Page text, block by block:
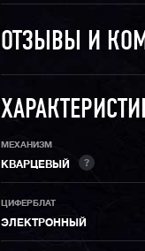
ОТЗЫВЫ И
МЕХАНИЗМ
КВАРЦЕВЫЙ ?
ЦИФЕРБЛАТ
ЭЛЕКТРОННЫЙ